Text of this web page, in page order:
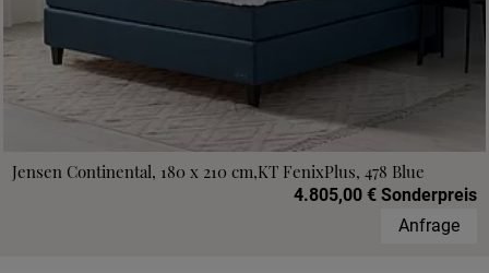
Jensen Continental, 180 x 210 cm,KT FenixPlus, 478 Blue
4.805,00 € Sonderpreis
Anfrage